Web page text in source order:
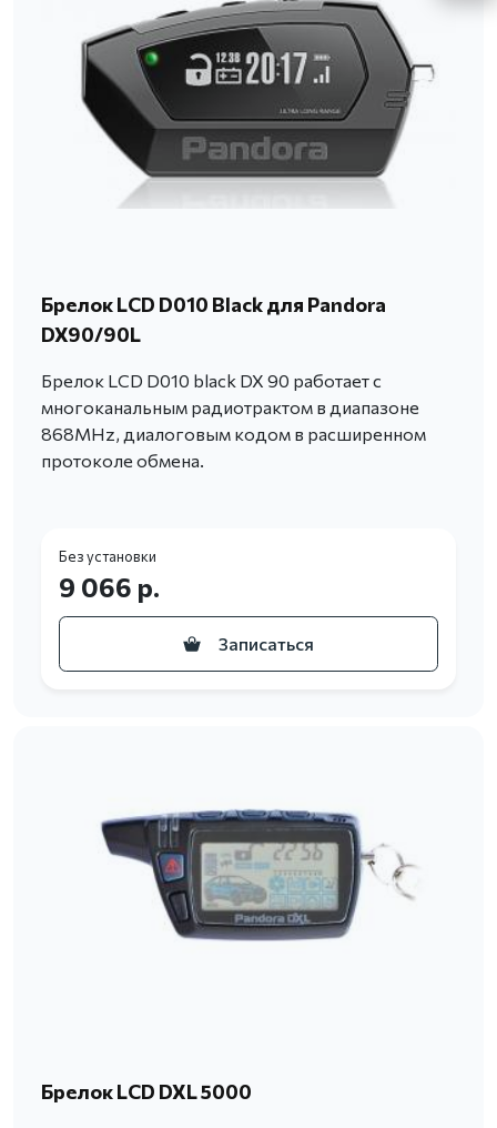
Брелок LCD D010 Black для Pandora
DX90/90L
Брелок LCD D010 black DX 90 работает c
многоканальным радиотрактом в диапазоне
868MHz, диалоговым кодом в расширенном
протоколе обмена.
Без установки
9 066 р.
Записаться
Брелок LCD DXL 5000